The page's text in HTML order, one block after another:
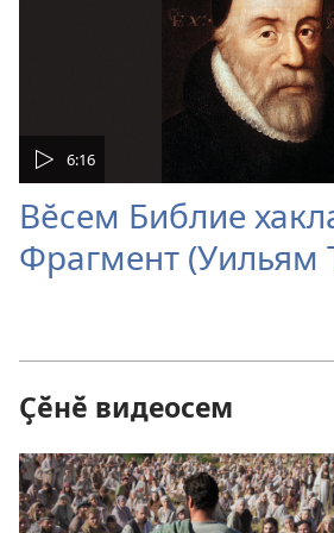
6:16
Вӗсем Библие
Фрагмент (Уильям
Ҫӗнӗ видеосем